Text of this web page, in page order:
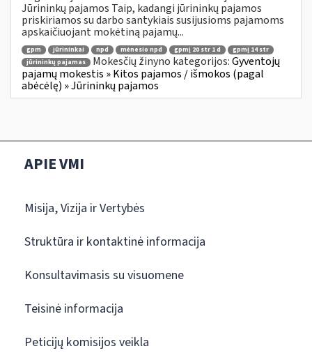
Jūrininkų pajamos Taip, kadangi jūrininkų pajamos
priskiriamos su darbo santykiais susijusioms pajamoms
apskaičiuojant mokėtiną pajamų...
gpm jūrininkai npd mėnesio npd gpmį 20 str 1 d
gpmį 14 str
jūrininkų pajamas
Mokesčių žinyno kategorijos:Gyventojų
pajamų mokestis » Kitos pajamos / išmokos (pagal
abėcėlę) » Jūrininkų pajamos
APIE VMI
Misija, Vizija ir Vertybės
Struktūra ir kontaktinė informacija
Konsultavimasis su visuomene
Teisinė informacija
Peticijų komisijos veikla